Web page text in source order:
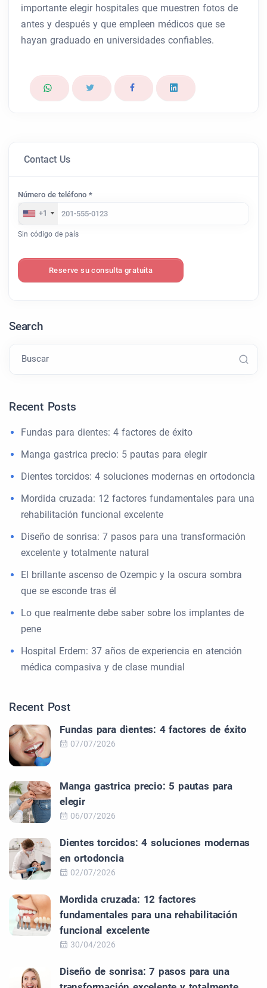
importante elegir hospitales que muestren fotos de
antes y después y que empleen médicos que se
hayan graduado en universidades confiables.
Contact Us
Número de teléfono *
+1
Sin código de país
Reserve su consulta gratuita
Search
Buscar
Recent Posts
Fundas para dientes: 4 factores de éxito
Manga gastrica precio: 5 pautas para elegir
Dientes torcidos: 4 soluciones modernas en ortodoncia
Mordida cruzada: 12 factores fundamentales para una
rehabilitación funcional excelente
Diseño de sonrisa: 7 pasos para una transformación
excelente y totalmente natural
El brillante ascenso de Ozempic y la oscura sombra
que se esconde tras él
Lo que realmente debe saber sobre los implantes de
pene
Hospital Erdem: 37 años de experiencia en atención
médica compasiva y de clase mundial
Recent Post
Fundas para dientes: 4 factores de éxito
07/07/2026
Manga gastrica precio: 5 pautas para
elegir
06/07/2026
Dientes torcidos: 4 soluciones modernas
en ortodoncia
02/07/2026
Mordida cruzada: 12 factores
fundamentales para una rehabilitación
funcional excelente
30/04/2026
Diseño de sonrisa: 7 pasos para una